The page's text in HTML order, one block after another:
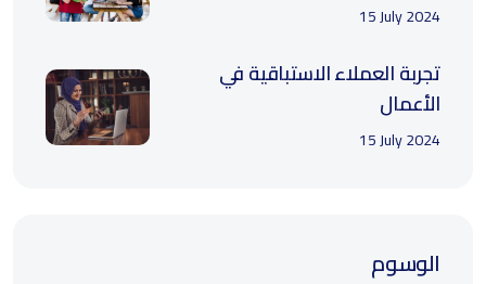
15 July 2024
تجربة العملاء الاستباقية في
الأعمال
15 July 2024
الوسوم